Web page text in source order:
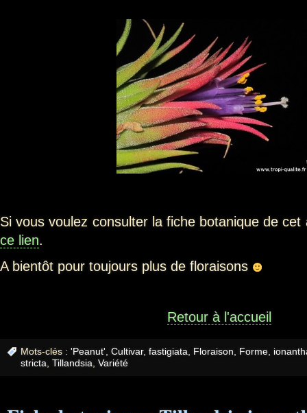
Si vous voulez consulter la fiche botanique de cet
ce lien.
A bientôt pour toujours plus de floraisons
Retour à l'accueil
Mots-clés : 'Peanut' Cultivar, fastigiata Floraison Forme
stricta Tillandsia Variété